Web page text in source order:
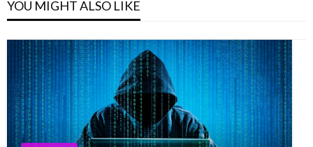
YOU MIGHT ALSO LIKE